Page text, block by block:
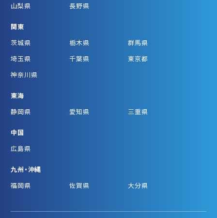
山梨県
長野県
関東
茨城県
栃木県
群馬県
埼玉県
千葉県
東京都
神奈川県
東海
静岡県
愛知県 三重県
中国
広島県
九州・沖縄
福岡県
佐賀県 大分県